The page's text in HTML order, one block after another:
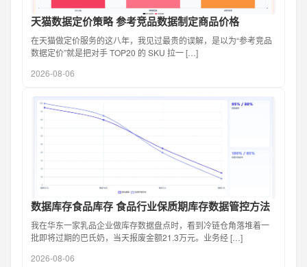
天猫数据定价策略 参考竞品数据制定商品价格
在天猫做定价服务的这八年，我见过最贵的误解，是以为“参考竞品
数据定价”就是把对手 TOP20 的 SKU 拉一 […]
2026-08-06
数据库存食品库存 食品行业保质期库存数据管控方法
我在华东一家乳品企业做库存数据盘点时，看到冷链仓角落堆着一
批即将过期的巴氏奶，当天报废金额21.3万元。业务经 […]
2026-08-06